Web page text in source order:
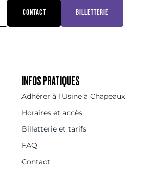
CONTACT BILLETTERIE
INFOS PRATIQUES
Adhérer à l’Usine à Chapeaux
Horaires et accès
Billetterie et tarifs
FAQ
Contact